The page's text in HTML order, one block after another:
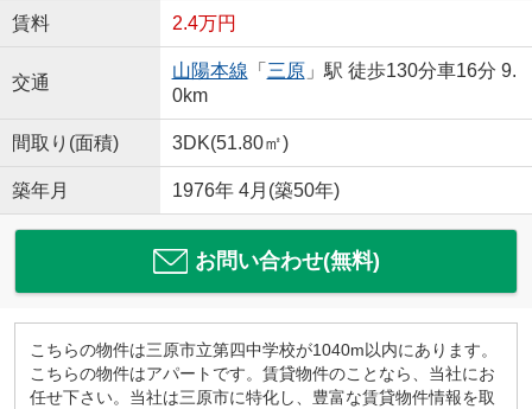
賃料 2.4万円
交通
山陽本線 「 三原」駅 徒歩130分車16分 9.
0km
間取り(面積) 3DK(51.80㎡)
築年月 1976年 4月(築50年)
お問い合わせ(無料)
こちらの物件は三原市立第四中学校が1040m以内にあります。
こちらの物件はアパートです。賃貸物件のことなら、当社にお
任せ下さい。当社は三原市に特化し、豊富な賃貸物件情報を取